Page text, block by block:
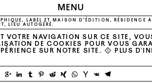
MENU
LABEL ET MAISON D’ÉDITION, RÉSIDENCE
LIEU AUTOGÉRÉ.
VOTRE NAVIGATION SUR CE SITE,
DE COOKIES POUR VOUS
SUR NOTRE SITE. ⚠ PLUS